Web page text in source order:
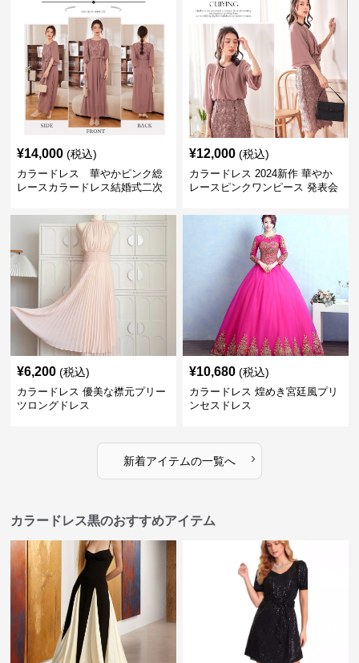
¥14,000 (税込)
カラードレス 華やかピンク総
レースカラードレス結婚式二次
¥12,000 (税込)
カラードレス 2024新作 華やか
レースピンクワンピース 発表会
¥6,200 (税込)
カラードレス 優美な襟元プリー
ツロングドレス
¥10,680 (税込)
カラードレス 煌めき宮廷風プリ
ンセスドレス
新着アイテムの一覧へ ›
カラードレス黒のおすすめアイテム